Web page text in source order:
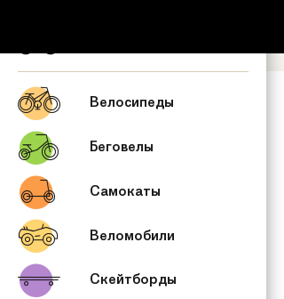
Велосипеды
Беговелы
Самокаты
Веломобили
Скейтборды